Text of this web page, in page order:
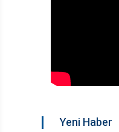
Yeni Haber